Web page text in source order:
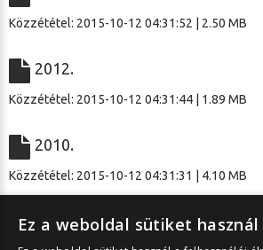
Közzététel: 2015-10-12 04:31:52 | 2.50 MB
2012.
Közzététel: 2015-10-12 04:31:44 | 1.89 MB
2010.
Közzététel: 2015-10-12 04:31:31 | 4.10 MB
2009.
Ez a weboldal sütiket használ